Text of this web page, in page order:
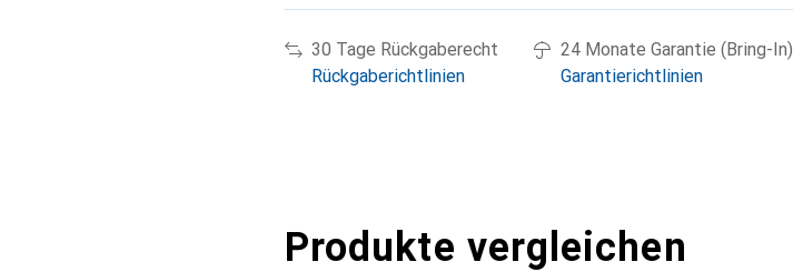
30 Tage Rückgaberecht
Rückgaberichtlinien
24 Monate Garantie (Bring-In)
Garantierichtlinien
Produkte vergleichen